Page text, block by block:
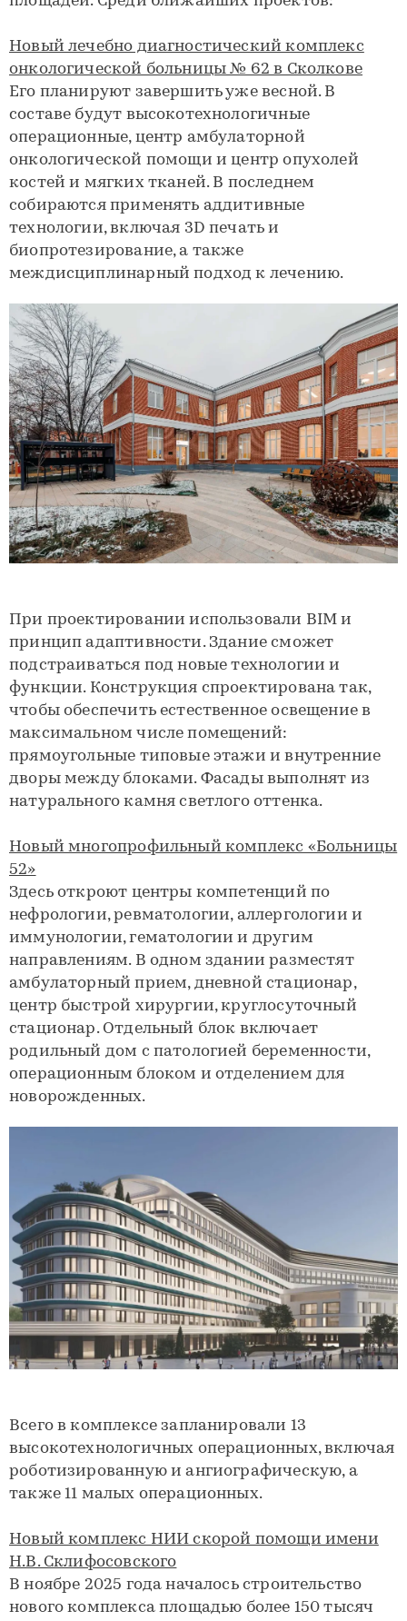
Новый лечебно диагностический комплекс
онкологической больницы № 62 в Сколкове
Его планируют завершить уже весной. В
составе будут высокотехнологичные
операционные, центр амбулаторной
онкологической помощи и центр опухолей
костей и мягких тканей. В последнем
собираются применять аддитивные
технологии, включая 3D печать и
биопротезирование, а также
междисциплинарный подход к лечению.
При проектировании использовали BIM и
принцип адаптивности. Здание сможет
подстраиваться под новые технологии и
функции. Конструкция спроектирована так,
чтобы обеспечить естественное освещение в
максимальном числе помещений:
прямоугольные типовые этажи и внутренние
дворы между блоками. Фасады выполнят из
натурального камня светлого оттенка.
Новый многопрофильный комплекс «Больницы
52»
Здесь откроют центры компетенций по
нефрологии, ревматологии, аллергологии и
иммунологии, гематологии и другим
направлениям. В одном здании разместят
амбулаторный прием, дневной стационар,
центр быстрой хирургии, круглосуточный
стационар. Отдельный блок включает
родильный дом с патологией беременности,
операционным блоком и отделением для
новорожденных.
Всего в комплексе запланировали 13
высокотехнологичных операционных, включая
роботизированную и ангиографическую, а
также 11 малых операционных.
Новый комплекс НИИ скорой помощи имени
Н.В. Склифосовского
В ноябре 2025 года началось строительство
нового комплекса площадью более 150 тысяч